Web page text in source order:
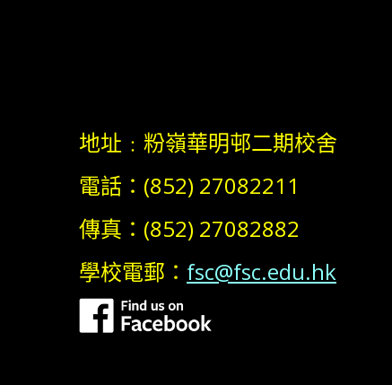
地址﹕粉嶺華明邨二期校舍
電話：(852) 27082211
傳真：(852) 27082882
學校電郵： fsc@fsc.edu.hk